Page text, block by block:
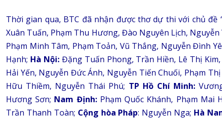
Thời gian qua, BTC đã nhận được thơ dự thi với chủ đề
Xuân Tuấn, Phạm Thu Hương, Đào Nguyên Lịch,
Phạm Minh Tâm, Phạm Toản, Vũ Thắng, Nguyễn Đình
Hạnh; Hà Nội:Đặng Tuấn Phong, Trần Hiền, Lê Thị
Hải Yến, Nguyễn Đức Ánh, Nguyễn Tiến Chuối, Phạm
Hữu Thiềm, Nguyễn Thái Phú; TP Hồ Chí Minh:
Hương Sơn; Nam Định:Phạm Quốc Khánh, Phạm Mai
Trần Thanh Toàn; Cộng hòa Pháp: Nguyễn Nga; Hà